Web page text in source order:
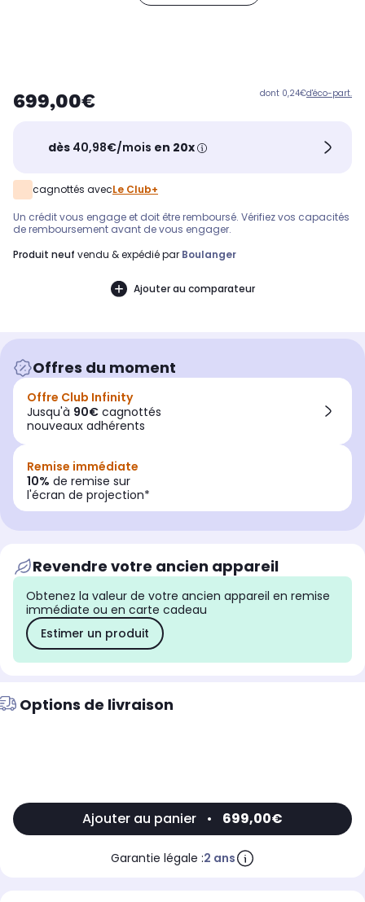
699,00€ dont 0,24€d'éco-part.
dès 40,98€/mois en 20x
cagnottés avecLe Club+
Un crédit vous engage et doit être remboursé. Vérifiez vos capacités
de remboursement avant de vous engager.
produit neuf vendu & expédié par Boulanger
Ajouter au comparateur
Offres du moment
Offre Club Infinity
Jusqu'à 90€ cagnottés
nouveaux adhérents
Remise immédiate
10% de remise sur
l'écran de projection*
Revendre votre ancien appareil
Obtenez la valeur de votre ancien appareil en remise
immédiate ou en carte cadeau
Estimer un produit
Options de livraison
Ajouter au panier • 699,00€
Garantie légale :2 ans